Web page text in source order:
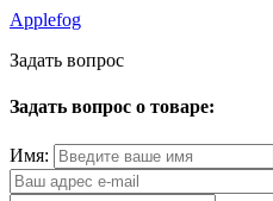
Applefog
Задать вопрос
Задать вопрос о товаре:
Имя: